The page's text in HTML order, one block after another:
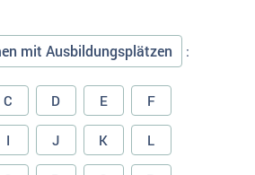
mit Ausbildungsplätzen :
C D E F
I J K L